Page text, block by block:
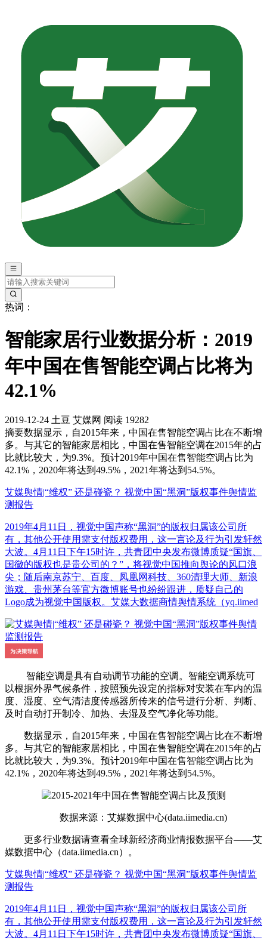
热词：
智能家居行业数据分析：2019
年中国在售智能空调占比将为
42.1%
2019-12-24 土豆 艾媒网 阅读 19282
摘要数据显示，自2015年来，中国在售智能空调占比在不断增
多。与其它的智能家居相比，中国在售智能空调在2015年的占
比就比较大，为9.3%。预计2019年中国在售智能空调占比为
42.1%，2020年将达到49.5%，2021年将达到54.5%。
艾媒舆情|“维权” 还是碰瓷？ 视觉中国“黑洞”版权事件舆情监
测报告
2019年4月11日，视觉中国声称“黑洞”的版权归属该公司所
有，其他公开使用需支付版权费用，这一言论及行为引发轩然
大波。4月11日下午15时许，共青团中央发布微博质疑“国旗、
国徽的版权也是贵公司的？”，将视觉中国推向舆论的风口浪
尖；随后南京苏宁、百度、凤凰网科技、360清理大师、新浪
游戏、贵州茅台等官方微博账号也纷纷跟进，质疑自己的
Logo成为视觉中国版权。艾媒大数据商情舆情系统（yq.iimed
智能空调是具有自动调节功能的空调。智能空调系统可
以根据外界气候条件，按照预先设定的指标对安装在车内的温
度、湿度、空气清洁度传感器所传来的信号进行分析、判断、
及时自动打开制冷、加热、去湿及空气净化等功能。
数据显示，自2015年来，中国在售智能空调占比在不断增
多。与其它的智能家居相比，中国在售智能空调在2015年的占
比就比较大，为9.3%。预计2019年中国在售智能空调占比为
42.1%，2020年将达到49.5%，2021年将达到54.5%。
数据来源：艾媒数据中心(data.iimedia.cn)
更多行业数据请查看全球新经济商业情报数据平台——艾
媒数据中心（data.iimedia.cn）。
艾媒舆情|“维权” 还是碰瓷？ 视觉中国“黑洞”版权事件舆情监
测报告
2019年4月11日，视觉中国声称“黑洞”的版权归属该公司所
有，其他公开使用需支付版权费用，这一言论及行为引发轩然
大波。4月11日下午15时许，共青团中央发布微博质疑“国旗、